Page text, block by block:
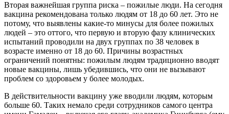
Вторая важнейшая группа риска – пожилые люди. На сегодня
вакцина рекомендована только людям от 18 до 60 лет. Это не
потому, что выявлены какие-то минусы для более пожилых
людей – это оттого, что первую и вторую фазу клинических
испытаний проводили на двух группах по 38 человек в
возрасте именно от 18 до 60. Причины возрастных
ограничений понятны: пожилым людям традиционно вводят
новые вакцины, лишь убедившись, что они не вызывают
проблем со здоровьем у более молодых.
В действительности вакцину уже вводили людям, которым
больше 60. Таких немало среди сотрудников самого центра